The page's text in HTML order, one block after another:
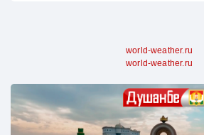
world-weather.ru
world-weather.ru